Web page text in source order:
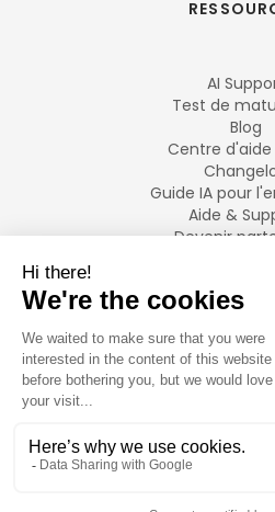
AI
Test de
Blog
Centre d'aide
Guide IA pour
Aide &
Devenir
LANGUES
2026Swiftask. Tous